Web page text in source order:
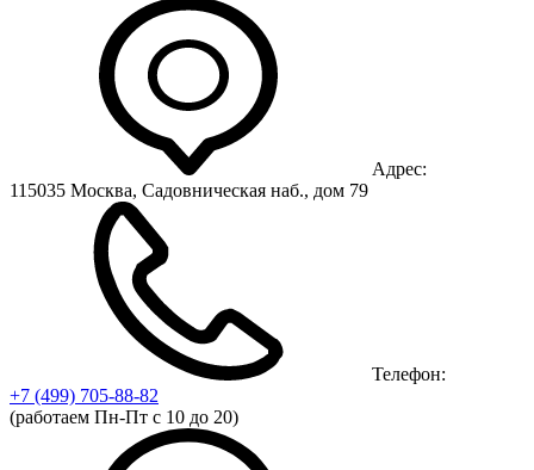
Адрес:
115035 Москва, Садовническая наб., дом 79
Телефон:
+7 (499) 705-88-82
(работаем Пн-Пт с 10 до 20)